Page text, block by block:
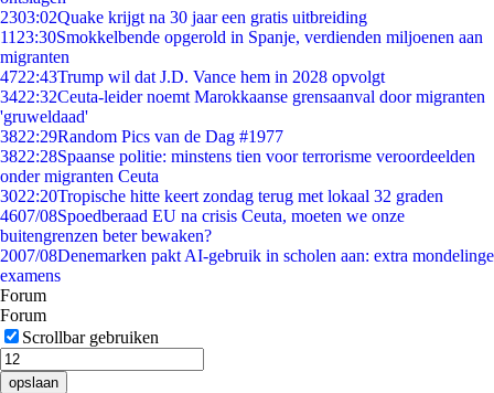
2303:02Quake krijgt na 30 jaar een gratis uitbreiding
11 23:30Smokkelbende opgerold in Spanje, verdienden miljoenen aan
migranten
4722:43Trump wil dat J.D. Vance hem in 2028 opvolgt
3422:32Ceuta-leider noemt Marokkaanse grensaanval door migranten
'gruweldaad'
3822:29Random Pics van de Dag #1977
3822:28Spaanse politie: minstens tien voor terrorisme veroordeelden
onder migranten Ceuta
3022:20Tropische hitte keert zondag terug met lokaal 32 graden
4607/08Spoedberaad EU na crisis Ceuta, moeten we onze
buitengrenzen beter bewaken?
2007/08Denemarken pakt AI-gebruik in scholen aan: extra mondelinge
examens
Forum
Forum
Scrollbar gebruiken
opslaan